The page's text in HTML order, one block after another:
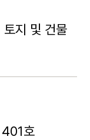
지 및 건물
401호